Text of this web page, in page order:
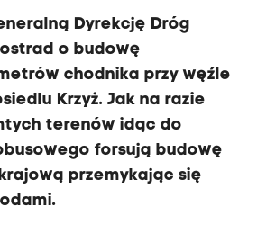
Dyrekcję Dróg
o budowę
chodnika przy węźle
Krzyż. Jak na razie
terenów idąc do
forsują budowę
przemykając się